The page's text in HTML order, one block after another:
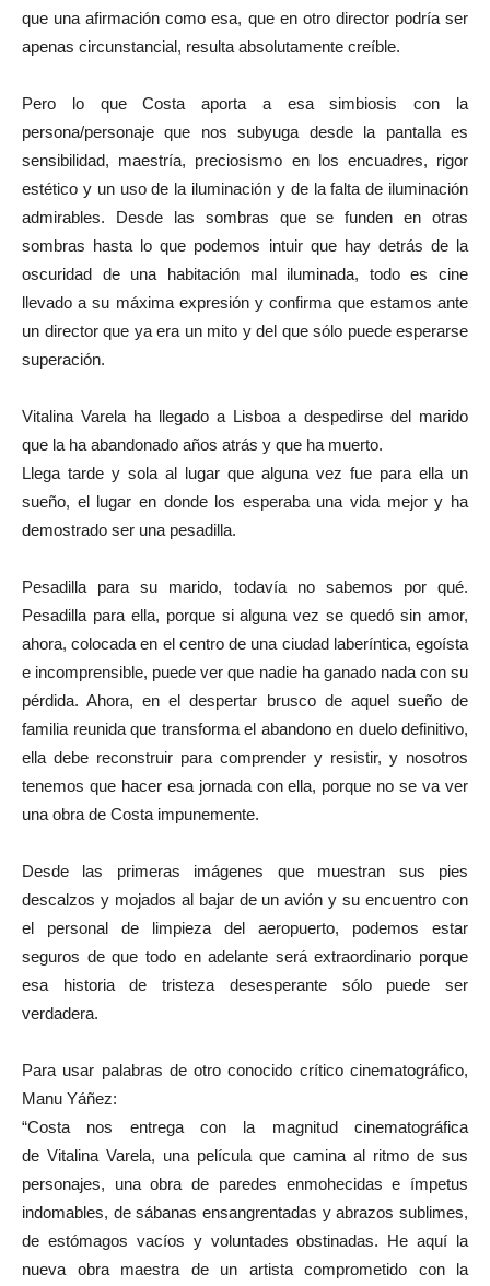
que una afirmación como esa, que en otro director podría ser
apenas circunstancial, resulta absolutamente creíble.
Pero lo que Costa aporta a esa simbiosis con la
persona/personaje que nos subyuga desde la pantalla es
sensibilidad, maestría, preciosismo en los encuadres, rigor
estético y un uso de la iluminación y de la falta de iluminación
admirables. Desde las sombras que se funden en otras
sombras hasta lo que podemos intuir que hay detrás de la
oscuridad de una habitación mal iluminada, todo es cine
llevado a su máxima expresión y confirma que estamos ante
un director que ya era un mito y del que sólo puede esperarse
superación.
Vitalina Varela ha llegado a Lisboa a despedirse del marido
que la ha abandonado años atrás y que ha muerto.
Llega tarde y sola al lugar que alguna vez fue para ella un
sueño, el lugar en donde los esperaba una vida mejor y ha
demostrado ser una pesadilla.
Pesadilla para su marido, todavía no sabemos por qué.
Pesadilla para ella, porque si alguna vez se quedó sin amor,
ahora, colocada en el centro de una ciudad laberíntica, egoísta
e incomprensible, puede ver que nadie ha ganado nada con su
pérdida. Ahora, en el despertar brusco de aquel sueño de
familia reunida que transforma el abandono en duelo definitivo,
ella debe reconstruir para comprender y resistir, y nosotros
tenemos que hacer esa jornada con ella, porque no se va ver
una obra de Costa impunemente.
Desde las primeras imágenes que muestran sus pies
descalzos y mojados al bajar de un avión y su encuentro con
el personal de limpieza del aeropuerto, podemos estar
seguros de que todo en adelante será extraordinario porque
esa historia de tristeza desesperante sólo puede ser
verdadera.
Para usar palabras de otro conocido crítico cinematográfico,
Manu Yáñez:
“Costa nos entrega con la magnitud cinematográfica
de Vitalina Varela, una película que camina al ritmo de sus
personajes, una obra de paredes enmohecidas e ímpetus
indomables, de sábanas ensangrentadas y abrazos sublimes,
de estómagos vacíos y voluntades obstinadas. He aquí la
nueva obra maestra de un artista comprometido con la